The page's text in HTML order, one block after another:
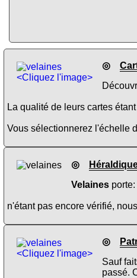
<Cliquez l'image>
◎
La qualité de leurs cartes
Vous sélectionnerez l'échelle
◎
Velaines porte:
n'étant pas encore vérifié,
<Cliquez l'image>
◎
Sauf
passé.